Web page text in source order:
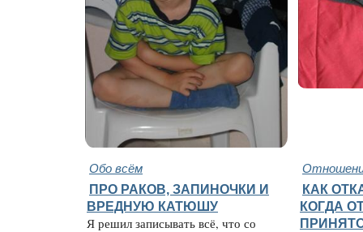
Обо всём
ПРО РАКОВ, ЗАПИНОЧКИ И
ВРЕДНУЮ КАТЮШУ
Я решил записывать всё, что со
КАК
КОГДА